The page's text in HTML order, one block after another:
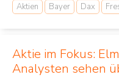
Aktien Bayer Dax
Aktie im Fokus:
Analysten sehen